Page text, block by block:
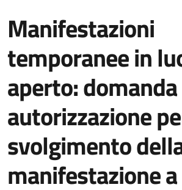
Manifestazioni
temporanee in
aperto:
autorizzazione
svolgimento
manifestazione